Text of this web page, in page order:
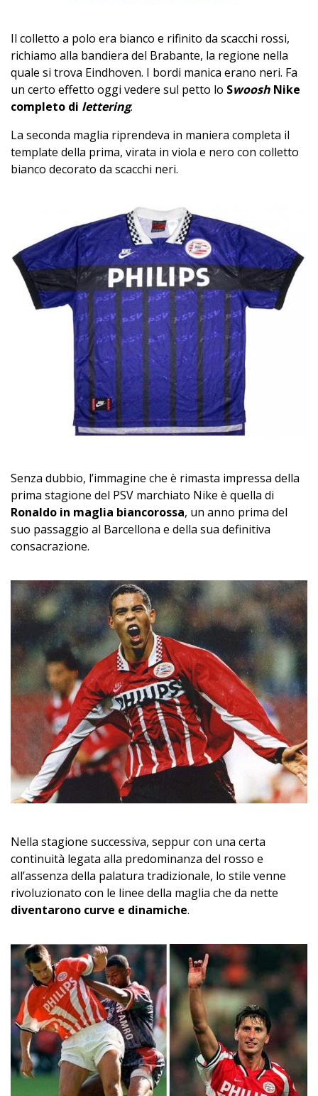
Il colletto a polo era bianco e rifinito da scacchi rossi,
richiamo alla bandiera del Brabante, la regione nella
quale si trova Eindhoven. I bordi manica erano neri. Fa
un certo effetto oggi vedere sul petto lo Swoosh Nike
completo di lettering.
La seconda maglia riprendeva in maniera completa il
template della prima, virata in viola e nero con colletto
bianco decorato da scacchi neri.
Senza dubbio, l’immagine che è rimasta impressa della
prima stagione del PSV marchiato Nike è quella di
Ronaldo in maglia biancorossa, un anno prima del
suo passaggio al Barcellona e della sua definitiva
consacrazione.
Nella stagione successiva, seppur con una certa
continuità legata alla predominanza del rosso e
all’assenza della palatura tradizionale, lo stile venne
rivoluzionato con le linee della maglia che da nette
diventarono curve e dinamiche.